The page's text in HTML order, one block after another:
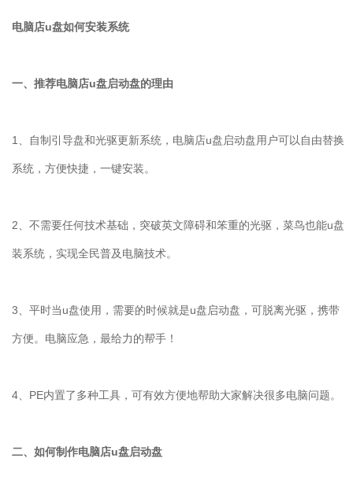
电脑店u盘如何安装系统
一、推荐电脑店u盘启动盘的理由
1、自制引导盘和光驱更新系统，电脑店u盘启动盘用户可以自由替换
系统，方便快捷，一键安装。
2、不需要任何技术基础，突破英文障碍和笨重的光驱，菜鸟也能u盘
装系统，实现全民普及电脑技术。
3、平时当u盘使用，需要的时候就是u盘启动盘，可脱离光驱，携带
方便。电脑应急，最给力的帮手！
4、PE内置了多种工具，可有效方便地帮助大家解决很多电脑问题。
二、如何制作电脑店u盘启动盘